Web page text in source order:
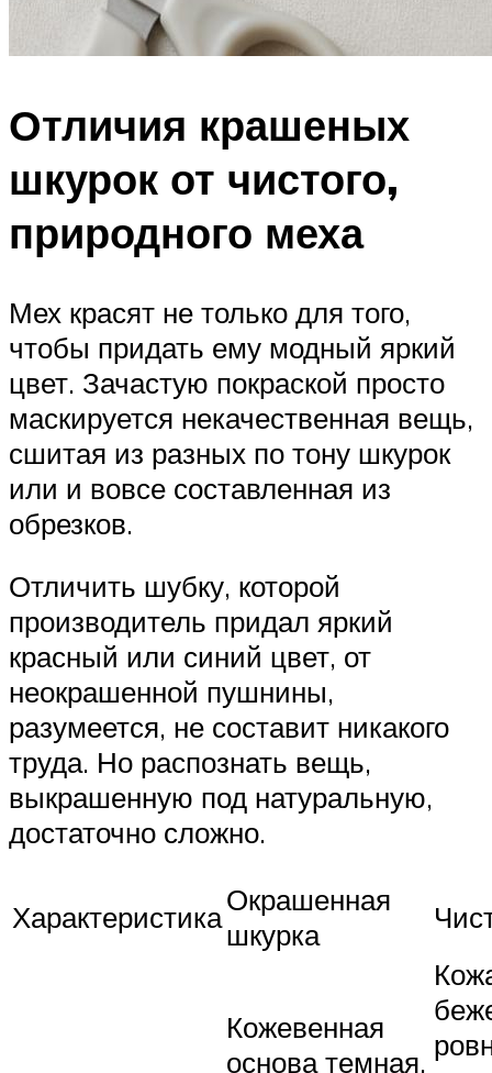
Отличия крашеных
шкурок от чистого,
природного меха
Мех красят не только для того,
чтобы придать ему модный яркий
цвет. Зачастую покраской просто
маскируется некачественная вещь,
сшитая из разных по тону шкурок
или и вовсе составленная из
обрезков.
Отличить шубку, которой
производитель придал яркий
красный или синий цвет, от
неокрашенной пушнины,
разумеется, не составит никакого
труда. Но распознать вещь,
выкрашенную под натуральную,
достаточно сложно.
ХарактеристикаОкрашенная
шкурка
Кожевенная
основа темная,